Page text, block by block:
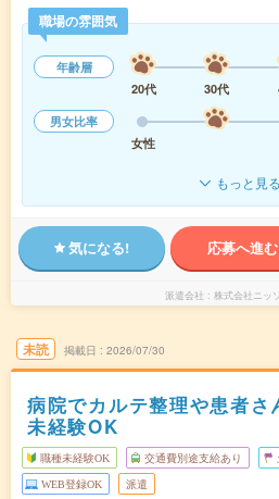
職場の雰囲気
年齢層
20代
30代
男女比率
女性
もっと見る
気になる! 応募へ進む
派遣会社 株式会社ニッ
未読 掲載日 2026/07/30
病院でカルテ整理や患者さ
未経験OK
職種未経験OK 交通費別途支給あり
WEB登録OK 派遣